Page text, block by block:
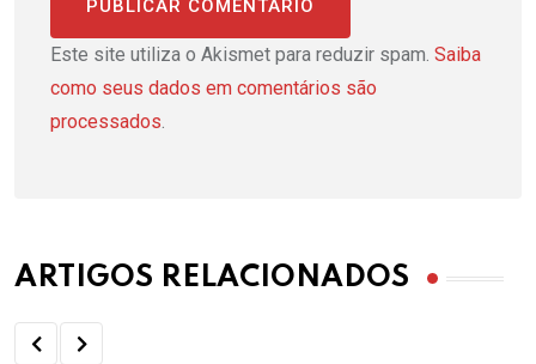
Este site utiliza o Akismet para reduzir spam. Saiba
como seus dados em comentários são
processados.
ARTIGOS RELACIONADOS